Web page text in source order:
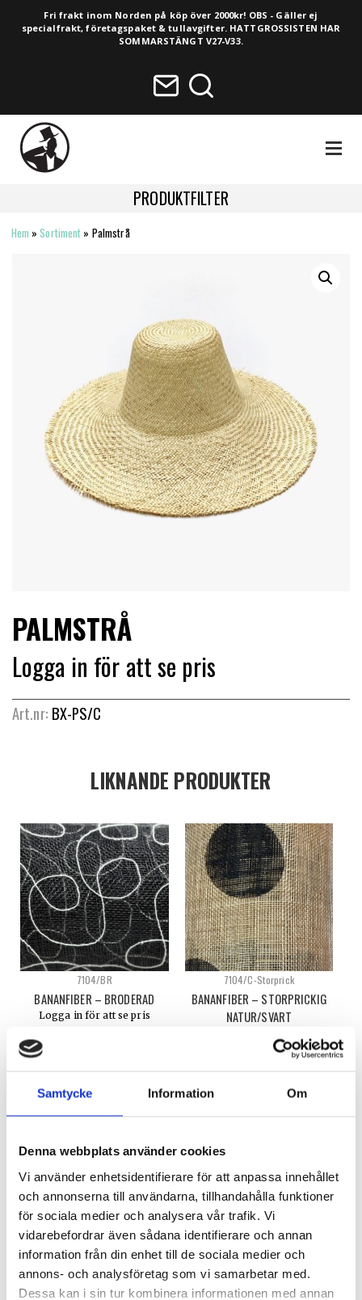
Samtycke Information Om
Denna webbplats använder cookies
Vi använder enhetsidentifierare för att anpassa innehållet
och annonserna till användarna, tillhandahålla funktioner
för sociala medier och analysera vår trafik. Vi
vidarebefordrar även sådana identifierare och annan
information från din enhet till de sociala medier och
annons- och analysföretag som vi samarbetar med.
Dessa kan i sin tur kombinera informationen med annan
Fri frakt inom Norden på köp över 2000kr! OBS - Gäller ej
specialfrakt, företagspaket & tullavgifter. HATTGROSSISTEN HAR
SOMMARSTÄNGT V27-V33.
PRODUKTFILTER
VINTAGE
LIMITERADE
UTGÅENDE
Hem »Sortiment » Palmstrå
PALMSTRÅ
Logga in för att se pris
Art.nr: BX-PS/C
LIKNANDE PRODUKTER
7104/BR
BANANFIBER – BRODERAD
Logga in för att se pris
7104/C-Storprick
BANANFIBER – STORPRICKIG
NATUR/SVART
VÄLJ ALTERNATIV
UTGÅENDE
BAO/C
BAO – FÄRGAD
Logga in för att se pris
7104/A
BANANFIBER OAPPRETERAD –
VIT & OFF-WHITE